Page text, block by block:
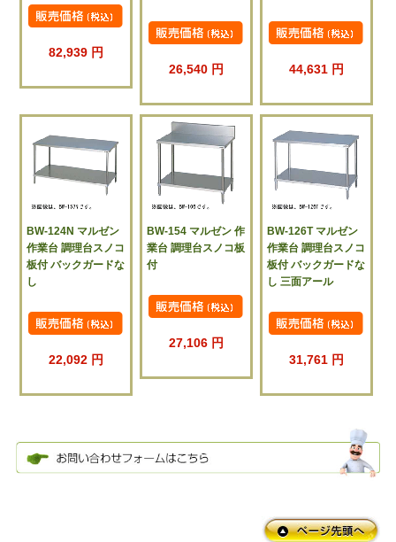
82,939 円
26,540 円 44,631 円
BW-124N マルゼン
作業台 調理台スノコ
板付 バックガードな
し
22,092 円
BW-154 マルゼン 作
業台 調理台スノコ板
付
27,106 円
BW-126T マルゼン
作業台 調理台スノコ
板付 バックガードな
し 三面アール
31,761 円